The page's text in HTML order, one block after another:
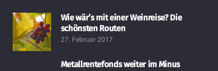
Wie wär’s mit einer Weinreise? Die
schönsten Routen
27. Februar 2017
Metallrentefonds weiter im Minus